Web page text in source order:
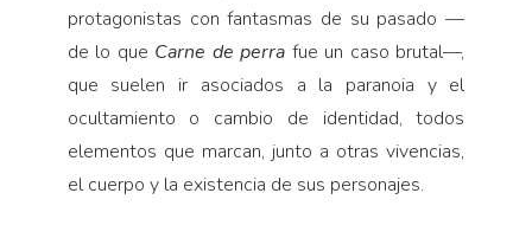
protagonistas con fantasmas de su pasado —
de lo que Carne de perra fue un caso brutal—,
que suelen ir asociados a la paranoia y el
ocultamiento o cambio de identidad, todos
elementos que marcan, junto a otras vivencias,
el cuerpo y la existencia de sus personajes.